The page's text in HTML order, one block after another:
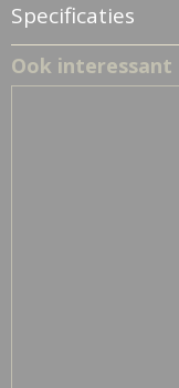
Specificaties
Productcode
12056-43234
Ook interessant